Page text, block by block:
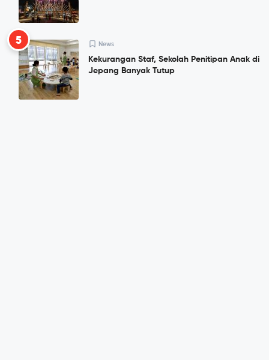
5 News
Kekurangan Staf, Sekolah Penitipan Anak di
Jepang Banyak Tutup